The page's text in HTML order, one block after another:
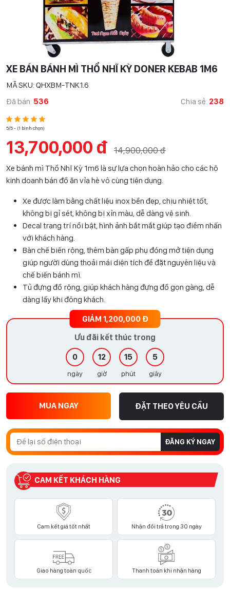
XE BÁN BÁNH MÌ THỔ NHĨ KỲ DONER KEBAB 1M6
MÃ SKU: QHXBM-TNK1.6
Đã bán: 536 Chia sẻ: 238
5/5 - (1 bình chọn)
13,700,000 đ 14,900,000 đ
Xe bánh mì Thổ Nhĩ Kỳ 1m6 là sự lựa chọn hoàn hảo cho các hộ
kinh doanh bán đồ ăn vỉa hè vô cùng tiện dụng.
Xe được làm bằng chất liệu inox bền đẹp, chịu nhiệt tốt,
không bị gỉ sét, không bị xỉn màu, dễ dàng vệ sinh.
Decal trang trí nổi bật, hình ảnh bắt mắt giúp tạo điểm nhấn
với khách hàng.
Bàn chế biến rộng, thêm bàn gấp phụ đóng mở tiện dụng
giúp người dùng thoải mái diện tích để đặt nguyên liệu và
chế biến bánh mì.
Tủ đựng đồ rộng, giúp khách hàng đựng đồ gọn gàng, dễ
dàng lấy khi đông khách.
GIẢM 1,200,000 Đ
Ưu đãi kết thúc trong
0
ngày
12
giờ
15
phút
4
giây
MUA NGAY ĐẶT THEO YÊU CẦU
ĐĂNG KÝ NGAY
CAM KẾT KHÁCH HÀNG
Cam kết giá tốt nhất Nhận đổi trả trong 30 ngày
Giao hàng toàn quốc Thanh toán khi nhận hàng